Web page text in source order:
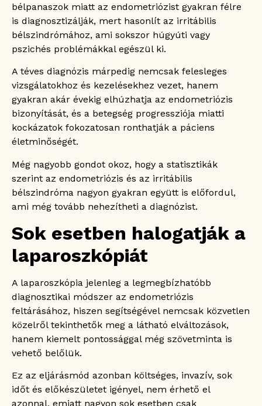
bélpanaszok miatt az endometriózist gyakran félre
is diagnosztizálják, mert hasonlít az irritábilis
bélszindrómához, ami sokszor húgyúti vagy
pszichés problémákkal egészül ki.
A téves diagnózis márpedig nemcsak felesleges
vizsgálatokhoz és kezelésekhez vezet, hanem
gyakran akár évekig elhúzhatja az endometriózis
bizonyítását, és a betegség progressziója miatti
kockázatok fokozatosan ronthatják a páciens
életminőségét.
Még nagyobb gondot okoz, hogy a statisztikák
szerint az endometriózis és az irritábilis
bélszindróma nagyon gyakran együtt is előfordul,
ami még tovább nehezítheti a diagnózist.
Sok esetben halogatják a
laparoszkópiát
A laparoszkópia jelenleg a legmegbízhatóbb
diagnosztikai módszer az endometriózis
feltárásához, hiszen segítségével nemcsak közvetlen
közelről tekinthetők meg a látható elváltozások,
hanem kiemelt pontossággal még szövetminta is
vehető belőlük.
Ez az eljárásmód azonban költséges, invazív, sok
időt és előkészületet igényel, nem érhető el
azonnal, emiatt nagyon sok esetben csak